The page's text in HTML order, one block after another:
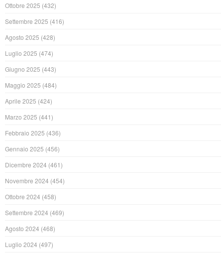
Ottobre 2025 (432)
Settembre 2025 (416)
Agosto 2025 (428)
Luglio 2025 (474)
Giugno 2025 (443)
Maggio 2025 (484)
Aprile 2025 (424)
Marzo 2025 (441)
Febbraio 2025 (436)
Gennaio 2025 (456)
Dicembre 2024 (461)
Novembre 2024 (454)
Ottobre 2024 (458)
Settembre 2024 (469)
Agosto 2024 (468)
Luglio 2024 (497)